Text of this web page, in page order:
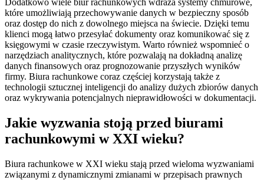
które umożliwiają przechowywanie danych w bezpieczny sposób
oraz dostęp do nich z dowolnego miejsca na świecie. Dzięki temu
klienci mogą łatwo przesyłać dokumenty oraz komunikować się z
księgowymi w czasie rzeczywistym. Warto również wspomnieć o
narzędziach analitycznych, które pozwalają na dokładną analizę
danych finansowych oraz prognozowanie przyszłych wyników
firmy. Biura rachunkowe coraz częściej korzystają także z
technologii sztucznej inteligencji do analizy dużych zbiorów danych
oraz wykrywania potencjalnych nieprawidłowości w dokumentacji.
Jakie wyzwania stoją przed biurami
rachunkowymi w XXI wieku?
Biura rachunkowe w XXI wieku stają przed wieloma wyzwaniami
związanymi z dynamicznymi zmianami w przepisach prawnych